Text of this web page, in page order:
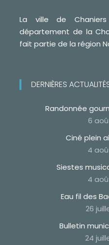
La ville de
département de la
fait partie de la région
DERNIÈRES
Randonnée
6
Ciné plein
4
Siestes
4
Eau fil des
26
Bulletin
24